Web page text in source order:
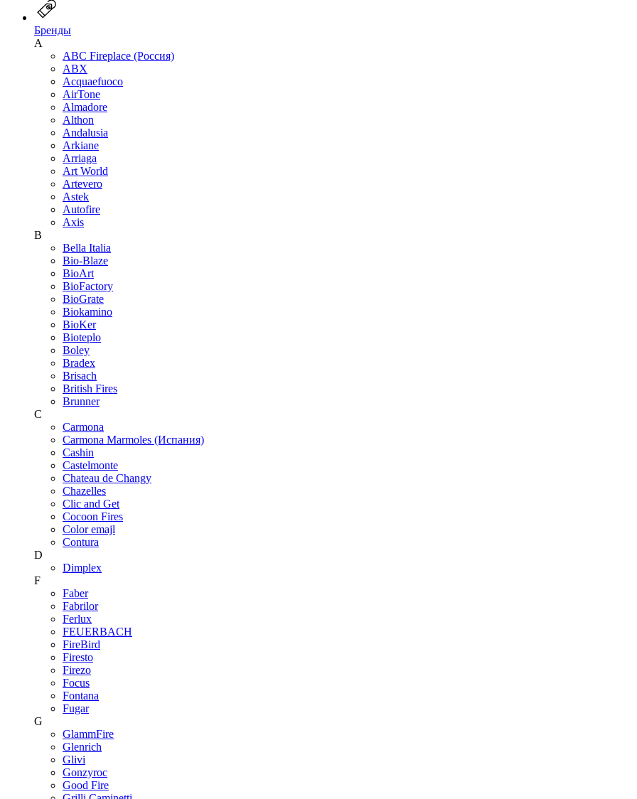
Бренды
A
ABC Fireplace (Россия)
ABX
Acquaefuoco
AirTone
Almadore
Althon
Andalusia
Arkiane
Arriaga
Art World
Artevero
Astek
Autofire
Axis
B
Bella Italia
Bio-Blaze
BioArt
BioFactory
BioGrate
Biokamino
BioKer
Bioteplo
Boley
Bradex
Brisach
British Fires
Brunner
C
Carmona
Carmona Marmoles (Испания)
Cashin
Castelmonte
Chateau de Changy
Chazelles
Clic and Get
Cocoon Fires
Color emajl
Contura
D
Dimplex
F
Faber
Fabrilor
Ferlux
FEUERBACH
FireBird
Firesto
Firezo
Focus
Fontana
Fugar
G
GlammFire
Glenrich
Glivi
Gonzyroc
Good Fire